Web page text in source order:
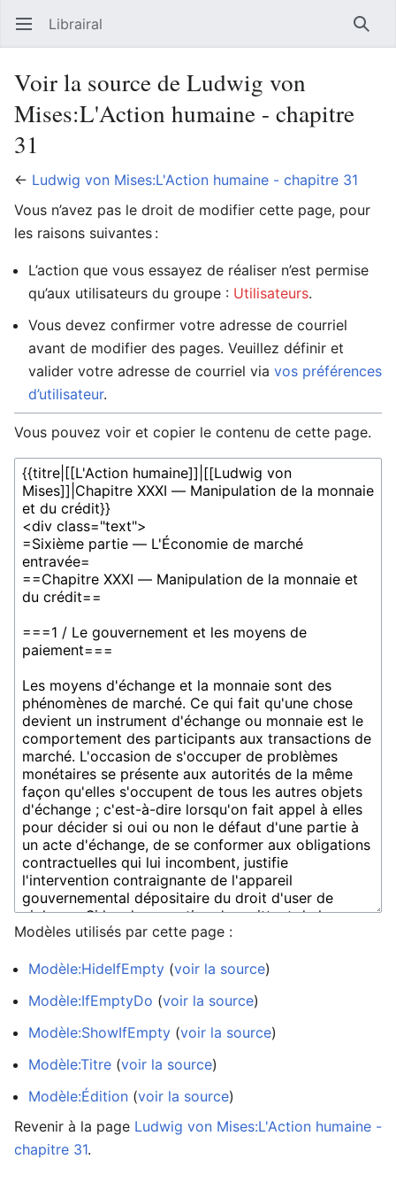
Ouvrir le menu principal Librairal
Voir la source de Ludwig von
Mises:L'Action humaine - chapitre
31
← Ludwig von Mises:L'Action humaine - chapitre 31
Vous n’avez pas le droit de modifier cette page, pour
les raisons suivantes :
L’action que vous essayez de réaliser n’est permise
qu’aux utilisateurs du groupe : Utilisateurs.
Vous devez confirmer votre adresse de courriel
avant de modifier des pages. Veuillez définir et
valider votre adresse de courriel via vos préférences
d’utilisateur.
Vous pouvez voir et copier le contenu de cette page.
Modèles utilisés par cette page :
Modèle:HideIfEmpty (voir la source)
Modèle:IfEmptyDo (voir la source)
Modèle:ShowIfEmpty (voir la source)
Modèle:Titre (voir la source)
Modèle:Édition (voir la source)
Revenir à la page Ludwig von Mises:L'Action humaine -
chapitre 31.